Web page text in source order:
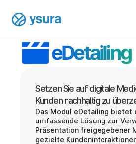
eDetailing
Setzen Sie auf digitale
Das Modul eDetailing bietet
umfassende Lösung zur
Präsentation freigegebener
gezielte